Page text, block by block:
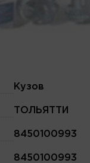
Кузов
ТОЛЬЯТТИ
8450100993
8450100993